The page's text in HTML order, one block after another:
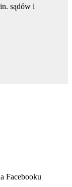
sądów i
Facebooku